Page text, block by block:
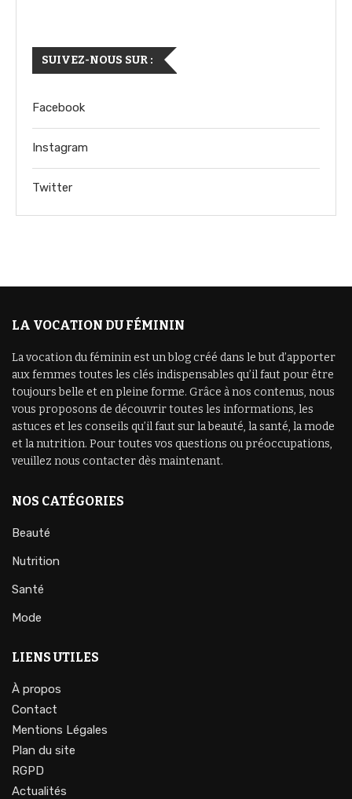
SUIVEZ-NOUS SUR :
Facebook
Instagram
Twitter
LA VOCATION DU FÉMININ
La vocation du féminin est un blog créé dans le but d’apporter
aux femmes toutes les clés indispensables qu’il faut pour être
toujours belle et en pleine forme. Grâce à nos contenus, nous
vous proposons de découvrir toutes les informations, les
astuces et les conseils qu’il faut sur la beauté, la santé, la mode
et la nutrition. Pour toutes vos questions ou préoccupations,
veuillez nous contacter dès maintenant.
NOS CATÉGORIES
Beauté
Nutrition
Santé
Mode
LIENS UTILES
À propos
Contact
Mentions Légales
Plan du site
RGPD
Actualités